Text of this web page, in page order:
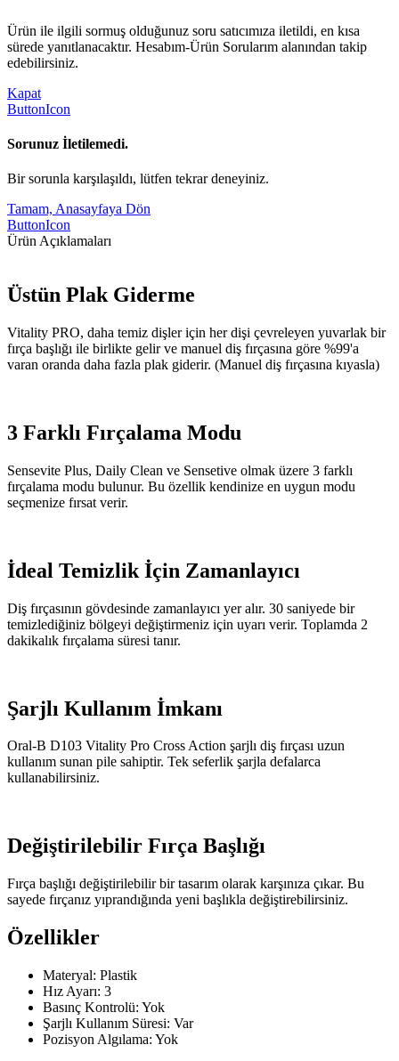
Ürün ile ilgili sormuş olduğunuz soru satıcımıza iletildi, en kısa
sürede yanıtlanacaktır. Hesabım-Ürün Sorularım alanından takip
edebilirsiniz.
Kapat
ButtonIcon
Sorunuz İletilemedi.
Bir sorunla karşılaşıldı, lütfen tekrar deneyiniz.
Tamam, Anasayfaya Dön
ButtonIcon
Ürün Açıklamaları
Üstün Plak Giderme
Vitality PRO, daha temiz dişler için her dişi çevreleyen yuvarlak bir
fırça başlığı ile birlikte gelir ve manuel diş fırçasına göre %99'a
varan oranda daha fazla plak giderir. (Manuel diş fırçasına kıyasla)
3 Farklı Fırçalama Modu
Sensevite Plus, Daily Clean ve Sensetive olmak üzere 3 farklı
fırçalama modu bulunur. Bu özellik kendinize en uygun modu
seçmenize fırsat verir.
İdeal Temizlik İçin Zamanlayıcı
Diş fırçasının gövdesinde zamanlayıcı yer alır. 30 saniyede bir
temizlediğiniz bölgeyi değiştirmeniz için uyarı verir. Toplamda 2
dakikalık fırçalama süresi tanır.
Şarjlı Kullanım İmkanı
Oral-B D103 Vitality Pro Cross Action şarjlı diş fırçası uzun
kullanım sunan pile sahiptir. Tek seferlik şarjla defalarca
kullanabilirsiniz.
Değiştirilebilir Fırça Başlığı
Fırça başlığı değiştirilebilir bir tasarım olarak karşınıza çıkar. Bu
sayede fırçanız yıprandığında yeni başlıkla değiştirebilirsiniz.
Özellikler
Materyal: Plastik
Hız Ayarı: 3
Basınç Kontrolü: Yok
Şarjlı Kullanım Süresi: Var
Pozisyon Algılama: Yok